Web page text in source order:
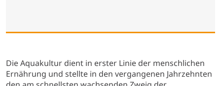
Die Aquakultur dient in erster Linie der menschlichen
Ernährung und stellte in den vergangenen Jahrzehnten